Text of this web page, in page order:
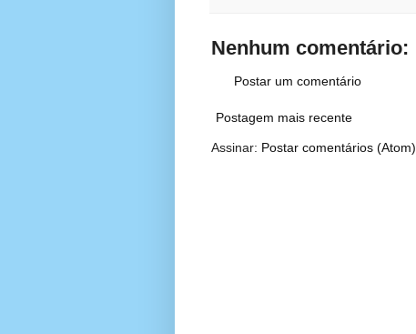
Nenhum comentário:
Postar um comentário
Postagem mais recente
Assinar: Postar comentários (Atom)